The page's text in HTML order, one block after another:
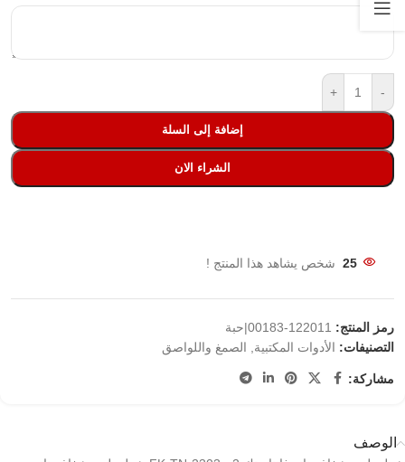
-
+
إضافة إلى السلة
الشراء الان
25 شخص يشاهد هذا المنتج !
رمز المنتج: 122011-00183|حبة
التصنيفات: الأدوات المكتبية الصمغ واللواصق
مشاركة:
الوصف